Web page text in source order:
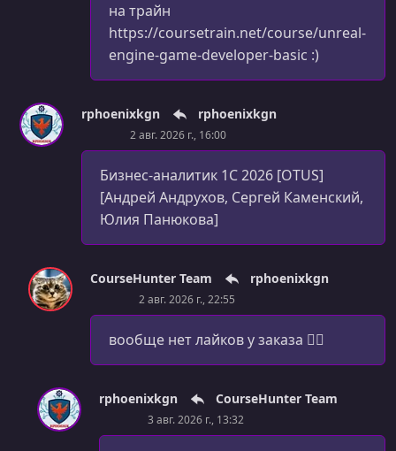
на трайн
https://coursetrain.net/course/unreal-
engine-game-developer-basic :)
rphoenixkgn rphoenixkgn
2 авг. 2026 г., 16:00
Бизнес-аналитик 1С 2026 [OTUS]
[Андрей Андрухов, Сергей Каменский,
Юлия Панюкова]
CourseHunter Team rphoenixkgn
2 авг. 2026 г., 22:55
вообще нет лайков у заказа 🤷‍♀️
rphoenixkgn CourseHunter Team
3 авг. 2026 г., 13:32